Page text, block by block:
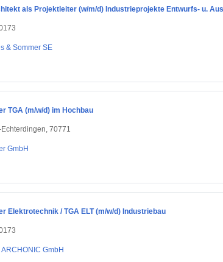
als Projektleiter (w/m/d) Industrieprojekte Entwurfs- u.
& Sommer SE
TGA (m/w/d) im Hochbau
70771
GmbH
Elektrotechnik / TGA ELT (m/w/d) Industriebau
ARCHONIC GmbH